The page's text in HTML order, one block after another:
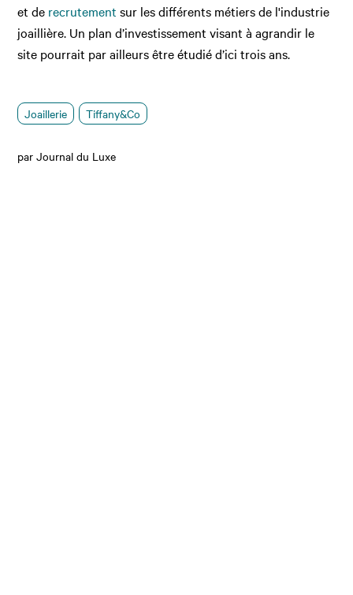
et de recrutement sur les différents métiers de l'industrie
joaillière. Un plan d’investissement visant à agrandir le
site pourrait par ailleurs être étudié d’ici trois ans.
Joaillerie Tiffany&Co
par Journal du Luxe